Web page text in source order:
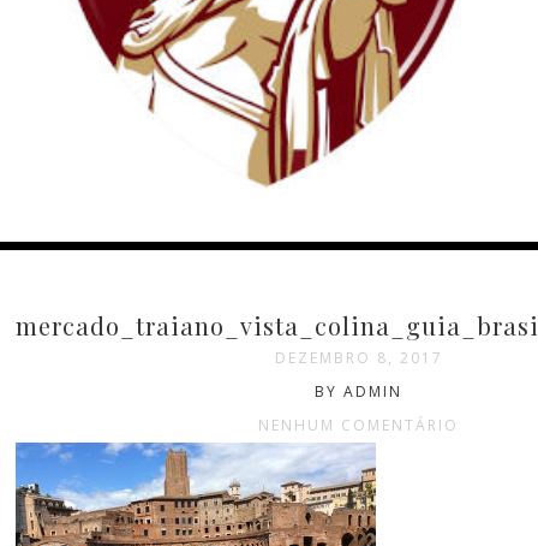
DEZEMBRO 8, 2017
BY ADMIN
NENHUM COMENTÁRIO